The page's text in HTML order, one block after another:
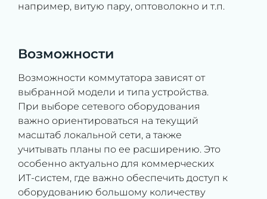
например, витую пару, оптоволокно и т.п.
Возможности
Возможности коммутатора зависят от
выбранной модели и типа устройства.
При выборе сетевого оборудования
важно ориентироваться на текущий
масштаб локальной сети, а также
учитывать планы по ее расширению. Это
особенно актуально для коммерческих
ИТ-систем, где важно обеспечить доступ к
оборудованию большому количеству